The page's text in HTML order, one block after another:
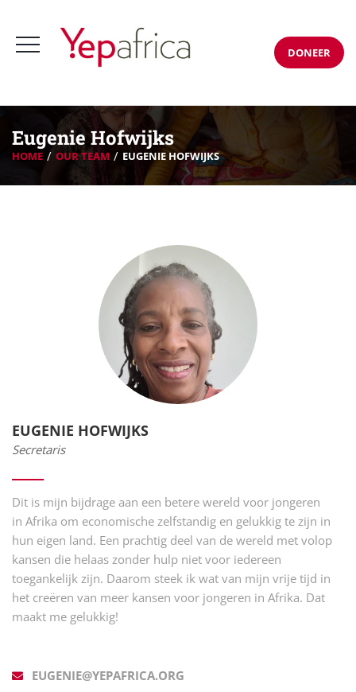
DONEER
Eugenie Hofwijks
HOME OUR TEAM EUGENIE HOFWIJKS
EUGENIE HOFWIJKS
Secretaris
Dit is mijn bijdrage aan een betere wereld voor jongeren
in Afrika om economische zelfstandig en gelukkig te zijn in
hun eigen land. Een prachtig deel van de wereld met volop
kansen die helaas zonder hulp niet voor iedereen
toegankelijk zijn. Daarom steek ik wat van mijn vrije tijd in
het creëren van meer kansen voor jongeren in Afrika. Dat
maakt me gelukkig!
EUGENIE@YEPAFRICA.ORG